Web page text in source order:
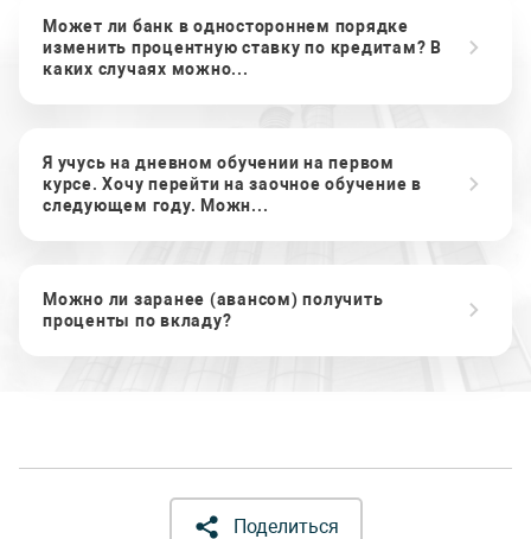
Может ли банк в одностороннем порядке
изменить процентную ставку по кредитам? В
каких случаях можно...
Я учусь на дневном обучении на первом
курсе. Хочу перейти на заочное обучение в
следующем году. Можн...
Можно ли заранее (авансом) получить
проценты по вкладу?
Поделиться